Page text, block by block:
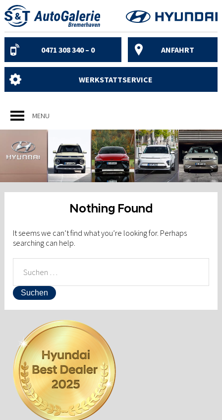
Skip
to
content
0471 308 340 – 0 ANFAHRT
WERKSTATTSERVICE
MENU
Nothing Found
It seems we can’t find what you’re looking for. Perhaps
searching can help.
NACH: